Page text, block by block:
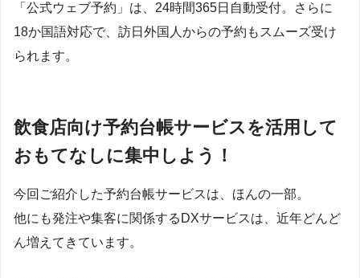
「公式ウェブ予約」は、24時間365日自動受付。さらに
18か国語対応で、訪日外国人からの予約もスムーズ受け
られます。
飲食店向け予約台帳サービスを活用して
おもてなしに集中しよう！
今回ご紹介した予約台帳サービスは、ほんの一部。
他にも発注や集客に関係するDXサービスは、近年どんど
ん増えてきています。